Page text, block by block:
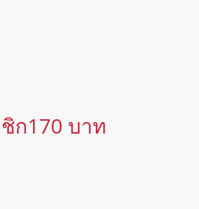
ก170 บาท